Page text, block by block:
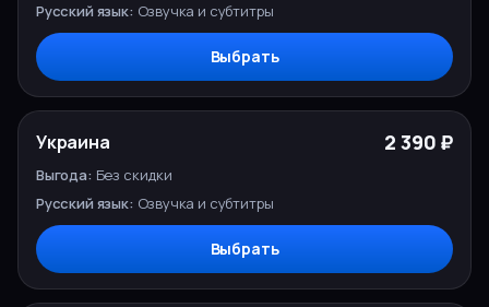
Озвучка и субтитры
Выбрать
Украина 2 390 ₽
Без скидки
Озвучка и субтитры
Выбрать